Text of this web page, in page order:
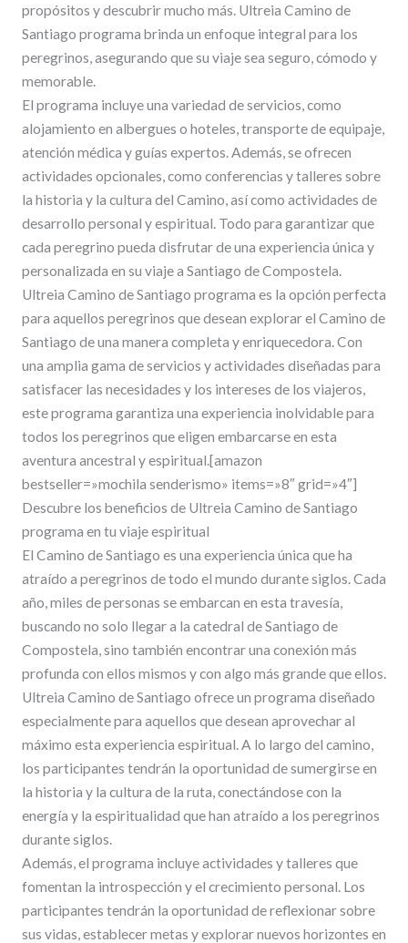
propósitos y descubrir mucho más. Ultreia Camino de
Santiago programa brinda un enfoque integral para los
peregrinos, asegurando que su viaje sea seguro, cómodo y
memorable.
El programa incluye una variedad de servicios, como
alojamiento en albergues o hoteles, transporte de equipaje,
atención médica y guías expertos. Además, se ofrecen
actividades opcionales, como conferencias y talleres sobre
la historia y la cultura del Camino, así como actividades de
desarrollo personal y espiritual. Todo para garantizar que
cada peregrino pueda disfrutar de una experiencia única y
personalizada en su viaje a Santiago de Compostela.
Ultreia Camino de Santiago programa es la opción perfecta
para aquellos peregrinos que desean explorar el Camino de
Santiago de una manera completa y enriquecedora. Con
una amplia gama de servicios y actividades diseñadas para
satisfacer las necesidades y los intereses de los viajeros,
este programa garantiza una experiencia inolvidable para
todos los peregrinos que eligen embarcarse en esta
aventura ancestral y espiritual.[amazon
bestseller=»mochila senderismo» items=»8″ grid=»4″]
Descubre los beneficios de Ultreia Camino de Santiago
programa en tu viaje espiritual
El Camino de Santiago es una experiencia única que ha
atraído a peregrinos de todo el mundo durante siglos. Cada
año, miles de personas se embarcan en esta travesía,
buscando no solo llegar a la catedral de Santiago de
Compostela, sino también encontrar una conexión más
profunda con ellos mismos y con algo más grande que ellos.
Ultreia Camino de Santiago ofrece un programa diseñado
especialmente para aquellos que desean aprovechar al
máximo esta experiencia espiritual. A lo largo del camino,
los participantes tendrán la oportunidad de sumergirse en
la historia y la cultura de la ruta, conectándose con la
energía y la espiritualidad que han atraído a los peregrinos
durante siglos.
Además, el programa incluye actividades y talleres que
fomentan la introspección y el crecimiento personal. Los
participantes tendrán la oportunidad de reflexionar sobre
sus vidas, establecer metas y explorar nuevos horizontes en